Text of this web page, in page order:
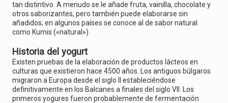
tan distintivo. A menudo se le añade fruta, vainilla, chocolate y
otros saborizantes, pero también puede elaborarse sin
añadidos; en algunos países se conoce al de sabor natural
como Kumis («natural»)
Historia del yogurt
Existen pruebas de la elaboración de productos lácteos en
culturas que existieron hace 4500 años. Los antiguos búlgaros
migraron a Europa desde el siglo II estableciéndose
definitivamente en los Balcanes a finales del siglo VII. Los
primeros yogures fueron probablemente de fermentación